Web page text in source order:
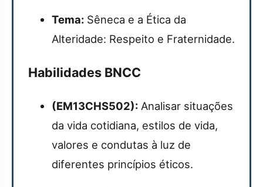
Tema: Sêneca e a Ética da
Alteridade: Respeito e Fraternidade.
Habilidades BNCC
(EM13CHS502): Analisar situações
da vida cotidiana, estilos de vida,
valores e condutas à luz de
diferentes princípios éticos.